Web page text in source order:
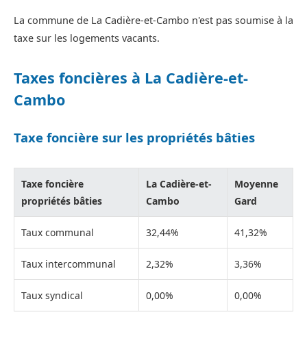
La commune de La Cadière-et-Cambo n'est pas soumise à la
taxe sur les logements vacants.
Taxes foncières à La Cadière-et-
Cambo
Taxe foncière sur les propriétés bâties
Taxe foncière
propriétés bâties
La Cadière-et-
Cambo
Moyenne
Gard
Taux communal 32,44% 41,32%
Taux intercommunal 2,32% 3,36%
Taux syndical 0,00% 0,00%